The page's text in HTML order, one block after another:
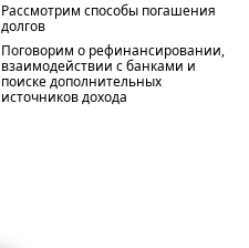
Рассмотрим способы погашения
долгов
Поговорим о рефинансировании,
взаимодействии с банками и
поиске дополнительных
источников дохода